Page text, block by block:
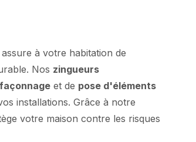
à votre habitation de
Nos zingueurs
façonnageet de pose d'éléments
installations. Grâce à notre
votre maison contre les risques